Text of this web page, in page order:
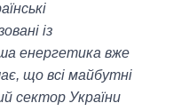
із
енергетика вже
що всі майбутні
сектор України